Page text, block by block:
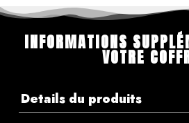
INFORMATIONS
VOTRE
Details du produits